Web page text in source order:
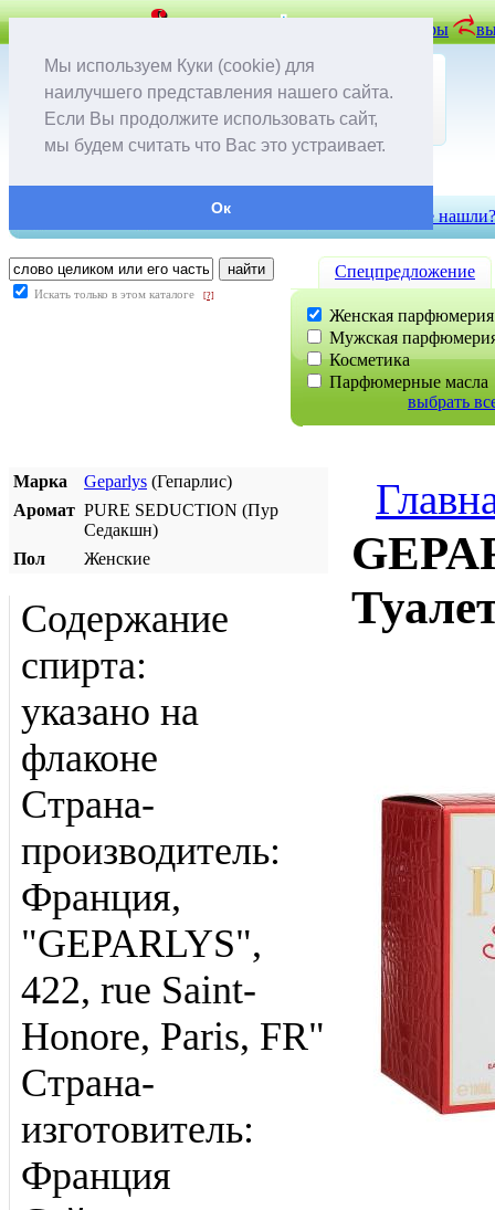
Мы используем Куки (cookie) для
наилучшего представления нашего сайта.
Если Вы продолжите использовать сайт,
мы будем считать что Вас это устраивает.
Ок
отложенные товары
доставка и оплата не нашли?
Искать только в этом каталоге [?]
Cпецпредложение
Женская парфюмерия
Мужская
Косметика
Парфюмерные масла
выбрать
Марка Geparlys (Гепарлис)
Аромат PURE SEDUCTION (Пур
Седакшн)
Пол
Женские
Содержание
спирта:
указано на
флаконе
Страна-
производитель:
Франция,
"GEPARLYS",
422, rue Saint-
Honore, Paris, FR"
Страна-
изготовитель:
Франция